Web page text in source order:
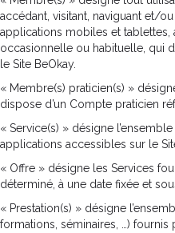
accédant, visitant, naviguant et/
applications mobiles et
occasionnelle ou habituelle, qui
le Site BeOkay.
« Membre(s) praticien(s) »
dispose d’un Compte praticien
« Service(s) » désigne
applications accessibles sur le
« Offre » désigne les Services
déterminé, à une date fixée et
« Prestation(s) » désigne
formations, séminaires, …)